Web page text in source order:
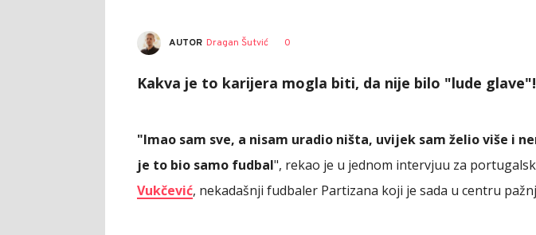
AUTOR Dragan Šutvić 0
Kakva je to karijera mogla biti, da nije bilo "lude glave"!
"Imao sam sve, a nisam uradio ništa, uvijek sam želio više i
je to bio samo fudbal", rekao je u jednom intervjuu za
Vukčević, nekadašnji fudbaler Partizana koji je sada u centru